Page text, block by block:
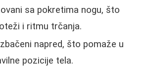
sa pokretima nogu, što
i ritmu trčanja.
napred, što pomaže u
pozicije tela.